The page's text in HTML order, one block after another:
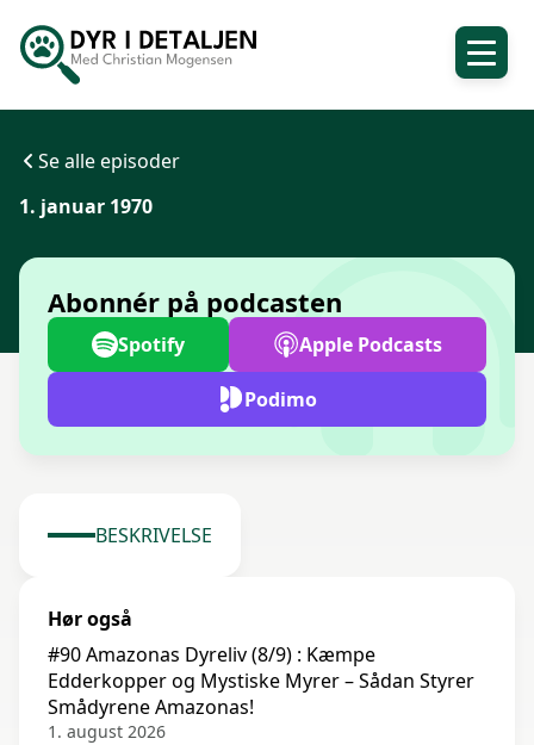
Se alle episoder
1. januar 1970
Abonnér på podcasten
Spotify Apple Podcasts
Podimo
BESKRIVELSE
Hør også
#90 Amazonas Dyreliv (8/9) : Kæmpe
Edderkopper og Mystiske Myrer – Sådan Styrer
Smådyrene Amazonas!
1. august 2026